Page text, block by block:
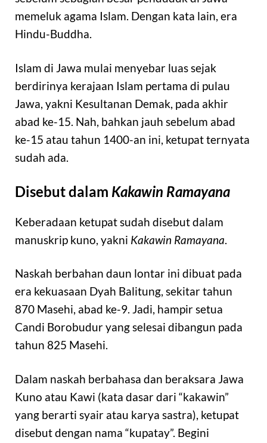
memeluk agama Islam. Dengan kata lain, era
Hindu-Buddha.
Islam di Jawa mulai menyebar luas sejak
berdirinya kerajaan Islam pertama di pulau
Jawa, yakni Kesultanan Demak, pada akhir
abad ke-15. Nah, bahkan jauh sebelum abad
ke-15 atau tahun 1400-an ini, ketupat ternyata
sudah ada.
Disebut dalam Kakawin Ramayana
Keberadaan ketupat sudah disebut dalam
manuskrip kuno, yakni Kakawin Ramayana.
Naskah berbahan daun lontar ini dibuat pada
era kekuasaan Dyah Balitung, sekitar tahun
870 Masehi, abad ke-9. Jadi, hampir setua
Candi Borobudur yang selesai dibangun pada
tahun 825 Masehi.
Dalam naskah berbahasa dan beraksara Jawa
Kuno atau Kawi (kata dasar dari “kakawin”
yang berarti syair atau karya sastra), ketupat
disebut dengan nama “kupatay”. Begini